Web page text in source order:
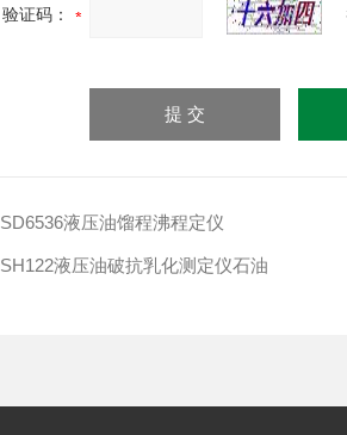
验证码：
SD6536液压油馏程沸程定仪
SH122液压油破抗乳化测定仪石油